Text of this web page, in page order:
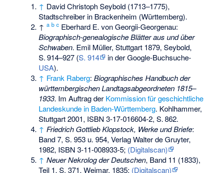
↑ David Christoph Seybold (1713–1775),
Stadtschreiber in Brackenheim (Württemberg).
↑a b c Eberhard E. von Georgii-Georgenau:
Biographisch-genealogische Blätter aus und über
Schwaben. Emil Müller, Stuttgart 1879, Seybold,
S.914–927 (S. 914
in der Google-Buchsuche-
USA).
↑ Frank Raberg:Biographisches Handbuch der
württembergischen Landtagsabgeordneten 1815–
1933. Im Auftrag der Kommission für geschichtliche
Landeskunde in Baden-Württemberg. Kohlhammer,
Stuttgart 2001, ISBN 3-17-016604-2,S.862.
↑ Friedrich Gottlieb Klopstock, Werke und Briefe:
Band 7, S. 953 u. 954, Verlag Walter de Gruyter,
1982, ISBN 3-11-008933-5; (Digitalscan)
↑ Neuer Nekrolog der Deutschen, Band 11 (1833),
Teil 1, S. 371, Weimar, 1835; (Digitalscan)